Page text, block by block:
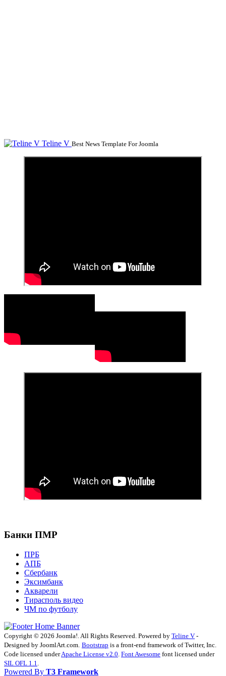
Teline V Best News Template For Joomla
Банки ПМР
ПРБ
АПБ
Сбербанк
Эксимбанк
Акварели
Тирасполь видео
ЧМ по футболу
Copyright © 2026 Joomla!. All Rights Reserved. Powered by Teline V -
Designed by JoomlArt.com. Bootstrap is a front-end framework of Twitter, Inc.
Code licensed underApache License v2.0 Font Awesome font licensed under
SIL OFL 1.1
Powered By T3 Framework